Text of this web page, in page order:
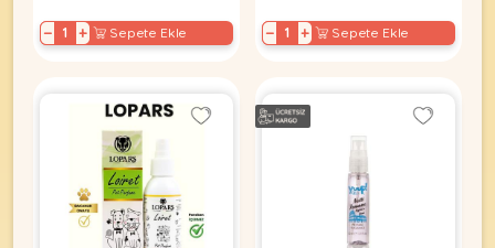
− + Sepete Ekle − + Sepete Ekle